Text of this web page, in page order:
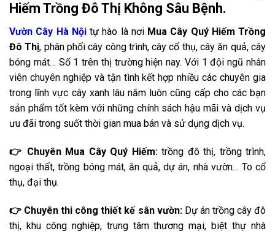
Hiếm Trồng Đô Thị Không Sâu Bệnh.
Vườn Cây Hà Nộitự hào là nơi Mua Cây Quý Hiếm Trồng
Đô Thị, phân phối cây công trình, cây cổ thụ, cây ăn quả, cây
bóng mát… Số 1 trên thị trường hiện nay. Với 1 đội ngũ nhân
viên chuyên nghiệp và tận tình kết hợp nhiều các chuyên gia
trong lĩnh vực cây xanh lâu năm luôn cũng cấp cho các bạn
sản phẩm tốt kèm với những chính sách hậu mãi và dịch vụ
ưu đãi trong suốt thời gian mua bán và sử dụng dịch vụ.
👉 Chuyên Mua Cây Quý Hiếm:trồng đô thị, trồng trình,
ngoại thất, trồng bóng mát, ăn quả, dự án, nhà vườn… To cổ
thụ, đại thụ.
👉 Chuyên thi công thiết kế sân vườn: Dự án trồng cây đô
thị, khu công nghiệp, trung tâm thương mại, biệt thự nhà